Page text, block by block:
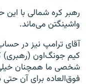
رهبر کره شمالی با
واشینگتن می‌ماند.
آقای ترامپ نیز در
کیم جونگ‌اون (رهبری)
شخصی ما همچنان
فوق‌العاده برای آن